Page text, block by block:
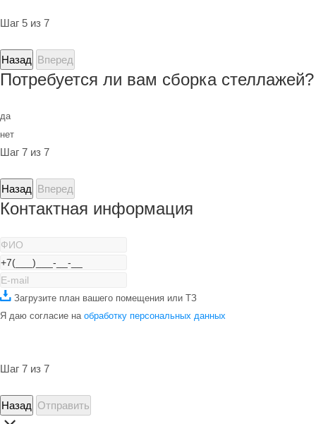
Шаг 5 из 7
Назад Вперед
Потребуется ли вам сборка стеллажей?
да
нет
Шаг 7 из 7
Назад Вперед
Контактная информация
Загрузите план вашего помещения или ТЗ
Я даю согласие на обработку персональных данных
Шаг 7 из 7
Назад Отправить